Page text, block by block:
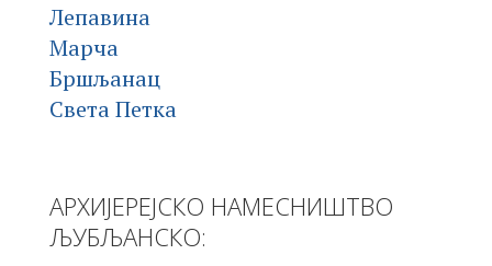
Лепавина
Марча
Бршљанац
Света Петка
АРХИЈЕРЕЈСКО НАМЕСНИШТВО
ЉУБЉАНСКО: